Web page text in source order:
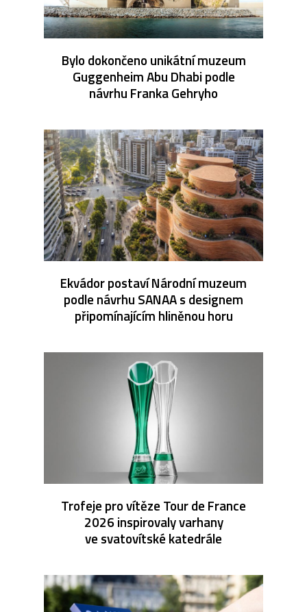
Bylo dokončeno unikátní muzeum
Guggenheim Abu Dhabi podle
návrhu Franka Gehryho
Ekvádor postaví Národní muzeum
podle návrhu SANAA s designem
připomínajícím hliněnou horu
Trofeje pro vítěze Tour de France
2026 inspirovaly varhany
ve svatovítské katedrále